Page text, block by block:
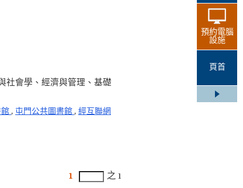
預約電腦
設施
頁首
社會學、經濟與管理、基礎
, 屯門公共圖書館 , 經互聯網
1 之 1